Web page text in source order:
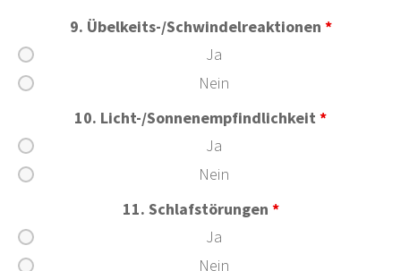
9. Übelkeits-/Schwindelreaktionen *
Ja
Nein
10. Licht-/Sonnenempfindlichkeit *
Ja
Nein
11. Schlafstörungen *
Ja
Nein